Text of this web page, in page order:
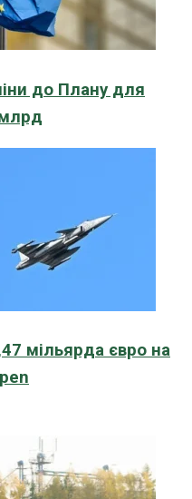
до Плану для
мільярда євро на